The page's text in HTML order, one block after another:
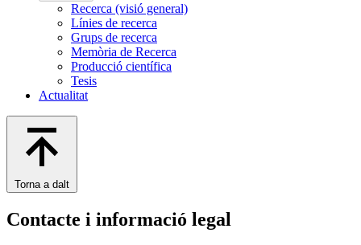
Recerca (visió general)
Línies de recerca
Grups de recerca
Memòria de Recerca
Producció científica
Tesis
Actualitat
Torna a dalt
Contacte i informació legal